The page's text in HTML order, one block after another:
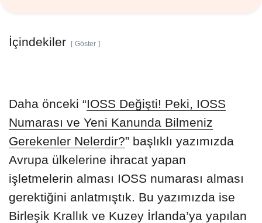
Daha önceki “IOSS Değişti! Peki, IOSS
Numarası ve Yeni Kanunda Bilmeniz
Gerekenler Nelerdir?” başlıklı yazımızda
Avrupa ülkelerine ihracat yapan
işletmelerin alması IOSS numarası alması
gerektiğini anlatmıştık. Bu yazımızda ise
Birleşik Krallık ve Kuzey İrlanda’ya yapılan
İçindekiler Göster